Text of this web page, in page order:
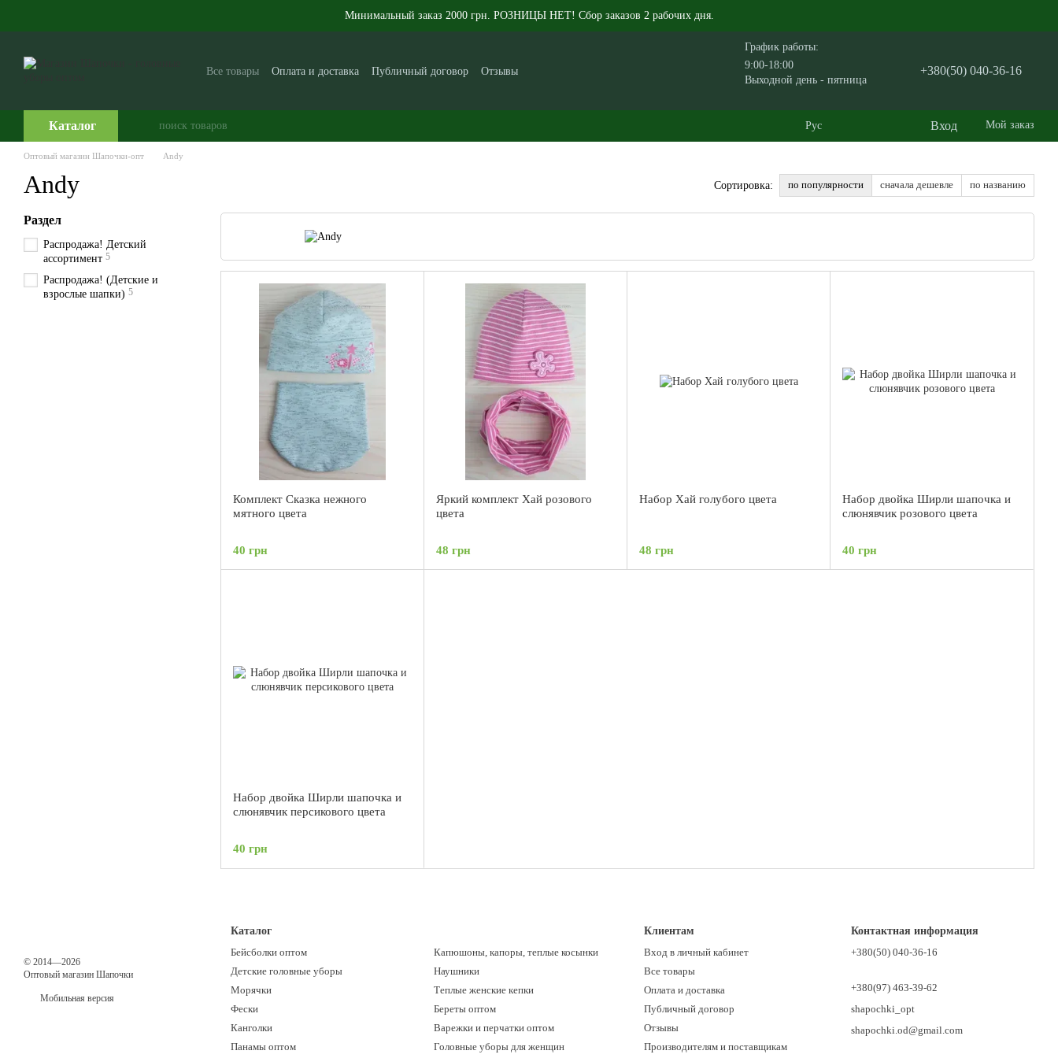
Минимальный заказ 2000 грн. РОЗНИЦЫ НЕТ! Сбор заказов 2 рабочих дня.
Все товары Оплата и доставка Публичный договор
Отзывы
График работы:
9:00-18:00
Выходной день - пятница
+380(50) 040-36-16
Каталог Рус Вход Мой заказ
Оптовый магазин Шапочки-опт Andy
Andy Сортировка: по популярности сначала дешевле по названию
Комплект Сказка нежного
мятного цвета
40 грн
Яркий комплект Хай розового
цвета
48 грн
Набор Хай голубого цвета
48 грн
Набор двойка Ширли шапочка и
слюнявчик розового цвета
40 грн
Набор двойка Ширли шапочка и
слюнявчик персикового цвета
40 грн
Раздел
Распродажа! Детский
ассортимент 5
Распродажа! (Детские и
взрослые шапки) 5
© 2014—2026
Оптовый магазин Шапочки
Мобильная версия
Каталог
Бейсболки оптом
Детские головные уборы
Морячки
Фески
Канголки
Панамы оптом
Капюшоны, капоры, теплые косынки
Наушники
Теплые женские кепки
Береты оптом
Варежки и перчатки оптом
Головные уборы для женщин
Клиентам
Вход в личный кабинет
Все товары
Оплата и доставка
Публичный договор
Отзывы
Производителям и поставщикам
Контактная информация
+380(50) 040-36-16
+380(97) 463-39-62
shapochki_opt
shapochki.od@gmail.com